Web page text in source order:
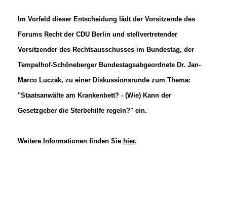
Im Vorfeld dieser Entscheidung lädt der Vorsitzende des
Forums Recht der CDU Berlin und stellvertretender
Vorsitzender des Rechtsausschusses im Bundestag, der
Tempelhof-Schöneberger Bundestagsabgeordnete Dr. Jan-
Marco Luczak, zu einer Diskussionsrunde zum Thema:
"Staatsanwälte am Krankenbett? - (Wie) Kann der
Gesetzgeber die Sterbehilfe regeln?" ein.
Weitere Informationen finden Sie hier.